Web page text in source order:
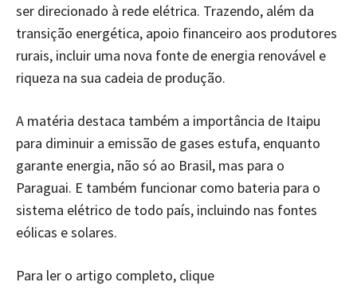
ser direcionado à rede elétrica. Trazendo, além da
transição energética, apoio financeiro aos produtores
rurais, incluir uma nova fonte de energia renovável e
riqueza na sua cadeia de produção.
A matéria destaca também a importância de Itaipu
para diminuir a emissão de gases estufa, enquanto
garante energia, não só ao Brasil, mas para o
Paraguai. E também funcionar como bateria para o
sistema elétrico de todo país, incluindo nas fontes
eólicas e solares.
Para ler o artigo completo, clique